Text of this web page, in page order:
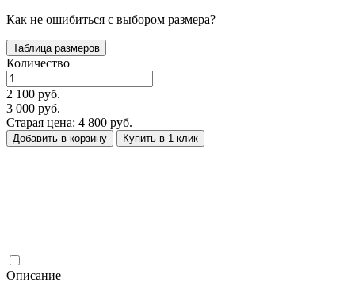
Как не ошибиться с выбором размера?
Таблица размеров
Количество
2 100 руб.
3 000 руб.
Старая цена: 4 800 руб.
Добавить в корзину Купить в 1 клик
Описание